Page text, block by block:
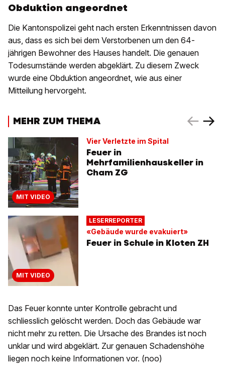
Obduktion angeordnet
Die Kantonspolizei geht nach ersten Erkenntnissen davon
aus, dass es sich bei dem Verstorbenen um den 64-
jährigen Bewohner des Hauses handelt. Die genauen
Todesumstände werden abgeklärt. Zu diesem Zweck
wurde eine Obduktion angeordnet, wie aus einer
Mitteilung hervorgeht.
MEHR ZUM THEMA
MIT VIDEO
Vier Verletzte im Spital
Feuer in
Mehrfamilienhauskeller in
Cham ZG
MIT VIDEO
LESERREPORTER
«Gebäude wurde evakuiert»
Feuer in Schule in Kloten ZH
Das Feuer konnte unter Kontrolle gebracht und
schliesslich gelöscht werden. Doch das Gebäude war
nicht mehr zu retten. Die Ursache des Brandes ist noch
unklar und wird abgeklärt. Zur genauen Schadenshöhe
liegen noch keine Informationen vor. (noo)